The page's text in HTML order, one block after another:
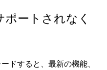
ートされなく
ドすると、最新の機能、